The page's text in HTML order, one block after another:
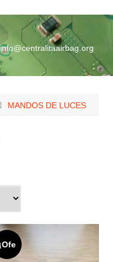
MANDOS DE LUCES
¡Ofe